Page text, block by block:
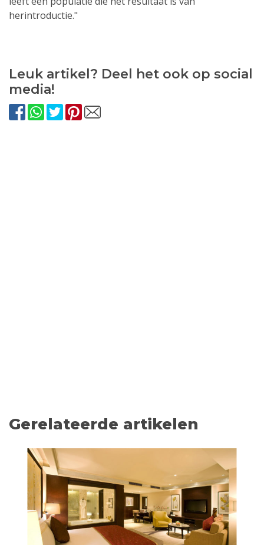
herintroductie."
Leuk artikel? Deel het ook op social
media!
Gerelateerde artikelen